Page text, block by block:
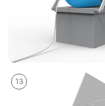
13